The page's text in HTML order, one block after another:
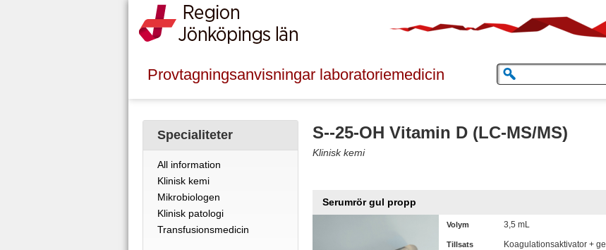
Provtagningsanvisningar laboratoriemedicin
Specialiteter
All information
Klinisk kemi
Mikrobiologen
Klinisk patologi
Transfusionsmedicin
S--25-OH Vitamin D (LC-MS/MS)
Klinisk kemi
Serumrör gul propp
Volym 3,5 mL
Tillsats Koagulationsaktivator + gel